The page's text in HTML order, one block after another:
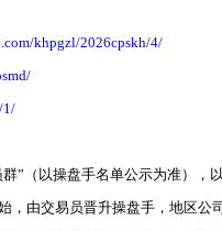
khpgzl/2026cpskh/4/
1/
”（以操盘手名单公示为准）
，由交易员晋升操盘手，地区